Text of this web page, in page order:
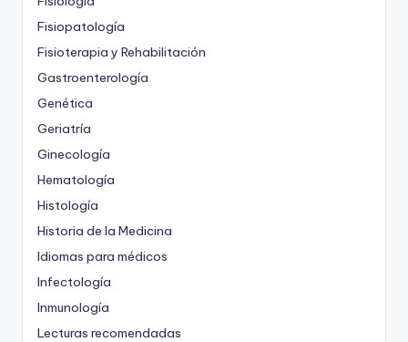
Fisiopatología
Fisioterapia y Rehabilitación
Gastroenterología
Genética
Geriatría
Ginecología
Hematología
Histología
Historia de la Medicina
Idiomas para médicos
Infectología
Inmunología
Lecturas recomendadas